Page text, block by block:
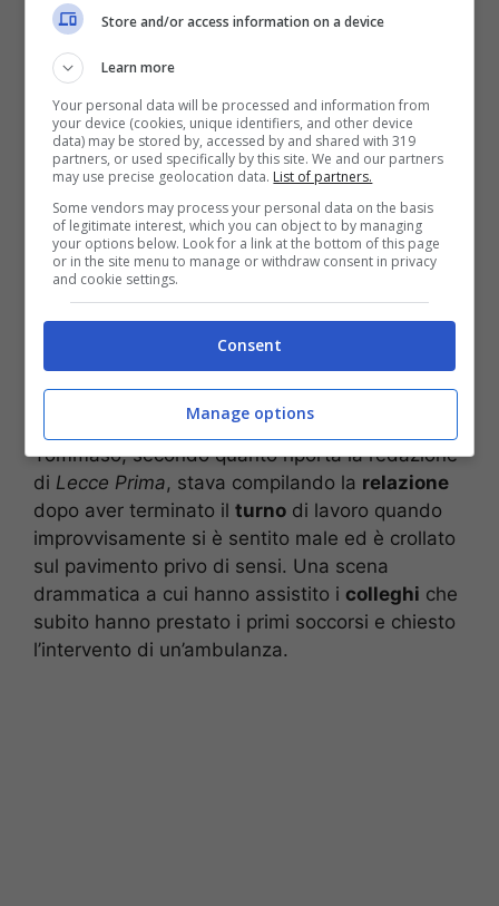
strada: centauro perde la vita
Uomo scomparso da oltre tre mesi:
trovato il cadavere in un canneto
Raggiunto da un proiettile mentre
pulisce il fucile: morto 31enne
Un agente di polizia è morto mentre si trovava
all’interno degli uffici della Questura di Lecce in
58enne originario di Racale che da anni
prestava servizio presso la Sezione volanti.
Nel tardo pomeriggio di ieri,
Tommaso, secondo quanto riporta la redazione
di Lecce Prima, stava compilando la relazione
dopo aver terminato il turno di lavoro quando
improvvisamente si è sentito male ed è crollato
sul pavimento privo di sensi. Una scena
drammatica a cui hanno assistito i colleghi che
subito hanno prestato i primi soccorsi e chiesto
l’intervento di un’ambulanza.
Store and/or access information on a device
Learn more
Your personal data will be processed and information from
your device (cookies, unique identifiers, and other device
data) may be stored by, accessed by and shared with 319
partners, or used specifically by this site. We and our partners
may use precise geolocation data. List of partners.
Some vendors may process your personal data on the basis
of legitimate interest, which you can object to by managing
your options below. Look for a link at the bottom of this page
or in the site menu to manage or withdraw consent in privacy
and cookie settings.
Consent
Manage options